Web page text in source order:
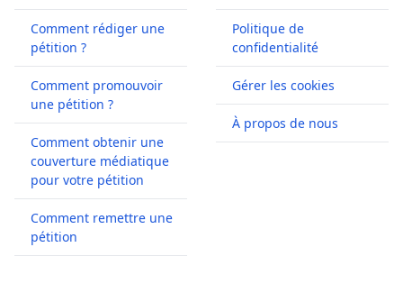
Comment rédiger une
pétition ?
Comment promouvoir
une pétition ?
Comment obtenir une
couverture médiatique
pour votre pétition
Comment remettre une
pétition
Politique de
confidentialité
Gérer les cookies
À propos de nous